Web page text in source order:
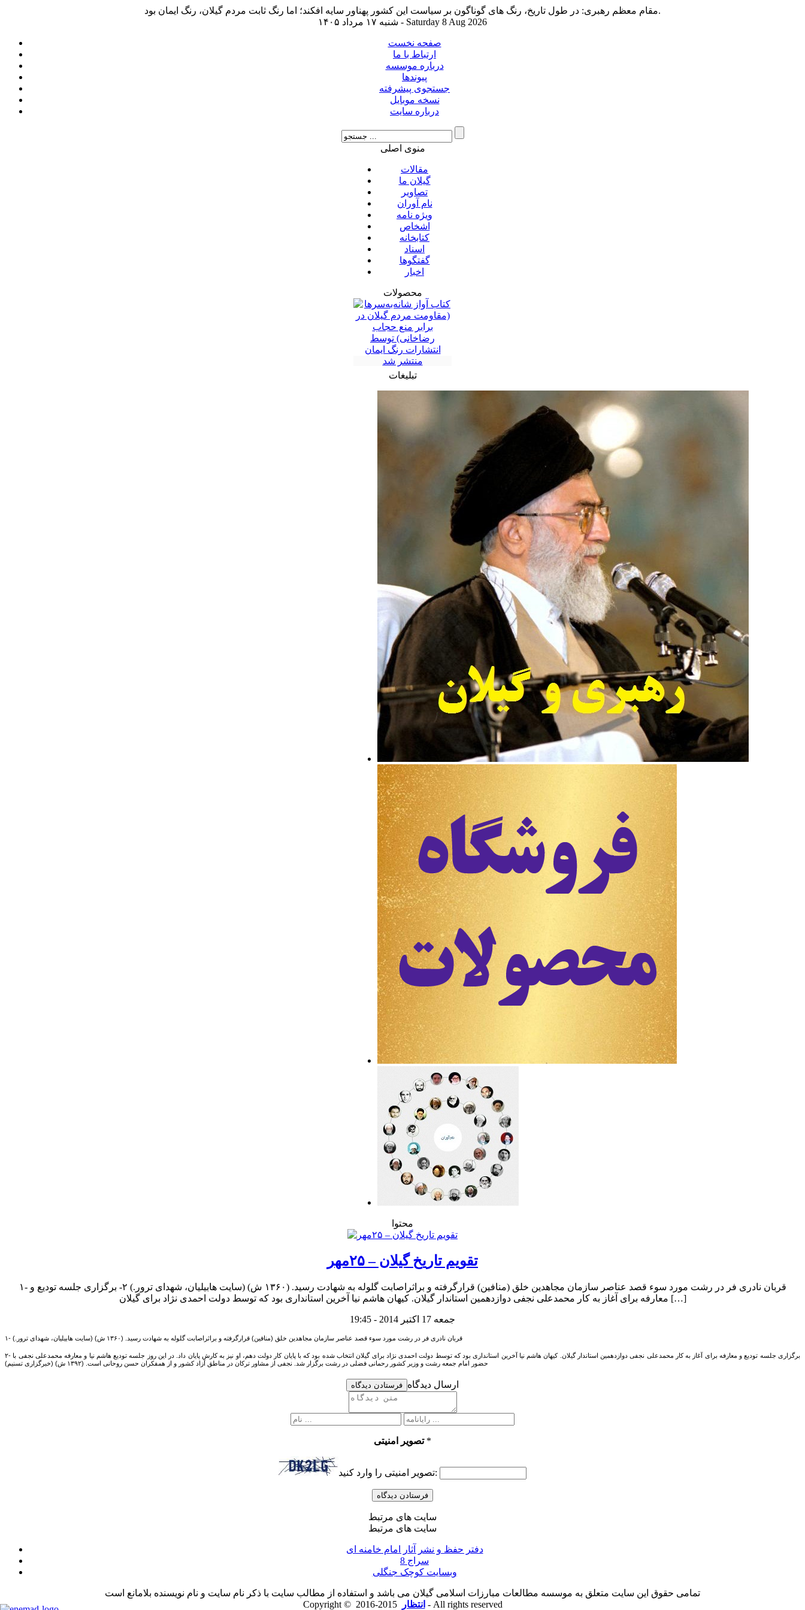
مقام معظم رهبری: در طول تاریخ، رنگ های گوناگون بر سیاست این کشور پهناور سایه افکند؛ اما رنگ ثابت مردم گیلان، رنگ ایمان بود.
شنبه ۱۷ مرداد ۱۴۰۵ - Saturday 8 Aug 2026
صفحه نخست
ارتباط با ما
درباره موسسه
پیوندها
جستجوی پیشرفته
نسخه موبایل
درباره سایت
منوی اصلی
مقالات
گیلان ما
تصاویر
نام آوران
ویژه نامه
اشخاص
کتابخانه
اسناد
گفتگوها
اخبار
محصولات
تبلیغات
محتوا
تقویم تاریخ گیلان – ۲۵مهر
۱- قربان نادری فر در رشت مورد سوء قصد عناصر سازمان مجاهدین خلق (منافین) قرارگرفته و براثراصابت گلوله به شهادت رسید. (۱۳۶۰ ش) (سایت هابیلیان، شهدای ترور.) ۲- برگزاری جلسه تودیع و
معارفه برای آغاز به کار محمدعلی نجفی دوازدهمین استاندار گیلان. کیهان هاشم نیا آخرین استانداری بود که توسط دولت احمدی نژاد برای گیلان […]
جمعه 17 اکتبر 2014 - 19:45
۱- قربان نادری فر در رشت مورد سوء قصد عناصر سازمان مجاهدین خلق (منافین) قرارگرفته و براثراصابت گلوله به شهادت رسید. (۱۳۶۰ ش) (سایت هابیلیان، شهدای ترور.)
۲- برگزاری جلسه تودیع و معارفه برای آغاز به کار محمدعلی نجفی دوازدهمین استاندار گیلان. کیهان هاشم نیا آخرین استانداری بود که توسط دولت احمدی نژاد برای گیلان انتخاب شده بود که با پایان کار دولت دهم، او نیز به کارش پایان داد. در این روز جلسه تودیع هاشم نیا و معارفه محمدعلی نجفی با
حضور امام جمعه رشت و وزیر کشور رحمانی فضلی در رشت برگزار شد. نجفی از مشاور ترکان در مناطق آزاد کشور و از همفکران حسن روحانی است. (۱۳۹۲ ش) (خبرگزاری تسنیم)
فرستادن دیدگاه ارسال دیدگاه
تصویر امنیتی *
تصویر امنیتی را وارد کنید:
سایت های مرتبط
سایت های مرتبط
دفتر حفظ و نشر آثار امام خامنه ای
سراج 8
وبسایت کوچک جنگلی
تمامی حقوق این سایت متعلق به موسسه مطالعات مبارزات اسلامی گیلان می باشد و استفاده از مطالب سایت با ذکر نام سایت و نام نویسنده بلامانع است
Copyright ©
انتظار 2015-2016 - All rights reserved